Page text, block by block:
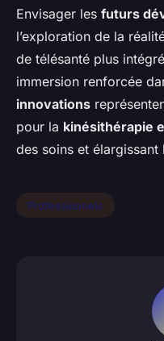
Envisager les futurs
l’exploration de la
de télésanté plus
immersion renforcée
innovations
pour la kinésithérapie
des soins et élargissant
Professionnels